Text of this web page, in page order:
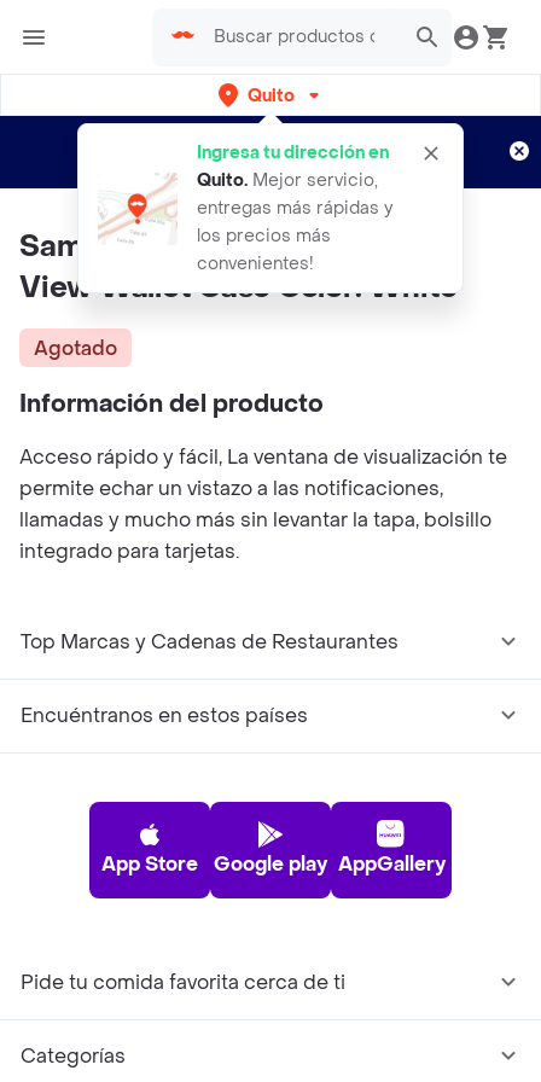
Quito
Ingresa tu dirección en
Quito. Mejor servicio,
entregas más rápidas y
los precios más
convenientes!
envíos gratis por semanas
Aplican TyC
Samsung Galaxy S23 Fe Smart
View Wallet Case Color: White
Agotado
Información del producto
Acceso rápido y fácil, La ventana de visualización te
permite echar un vistazo a las notificaciones,
llamadas y mucho más sin levantar la tapa, bolsillo
integrado para tarjetas.
Top Marcas y Cadenas de Restaurantes
Encuéntranos en estos países
App Store Google play AppGallery
Pide tu comida favorita cerca de ti
Categorías